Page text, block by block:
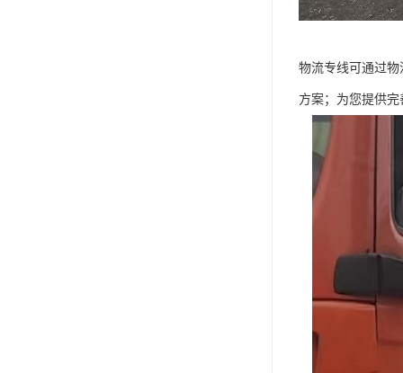
物流专线可通过
方案；为您提供